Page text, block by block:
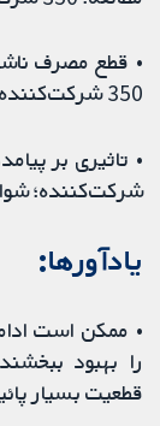
350 شرکت‌کننده؛ شواهد با قطعیت پائین)
شرکت‌کننده؛
یادآور‌ها:
• ممکن است
قطعیت بسیار